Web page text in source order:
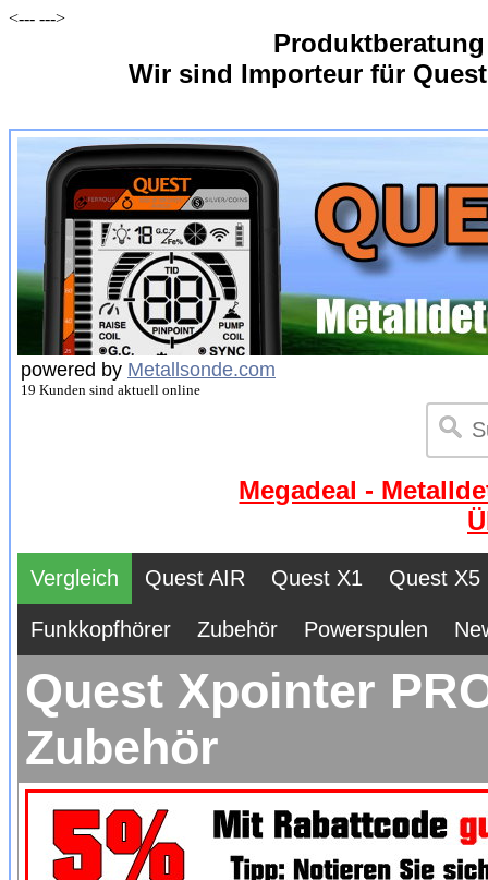
<--- --->
Wir sind Importeur für
powered by Metallsonde.com
19 Kunden sind aktuell online
Megadeal -
Vergleich Quest AIR Quest X1 Quest X5
Funkkopfhörer Zubehör Powerspulen
Quest Xpointer
Zubehör